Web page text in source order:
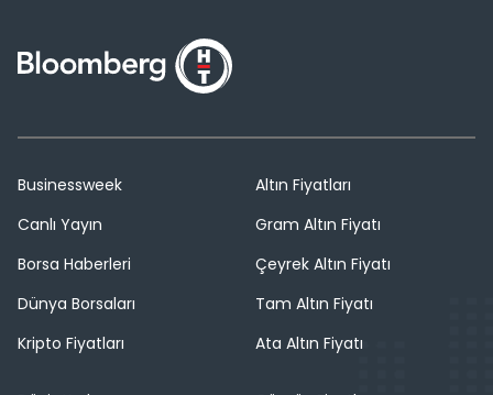
Businessweek
Canlı Yayın
Borsa Haberleri
Dünya Borsaları
Kripto Fiyatları
Altın Fiyatları
Gram Altın Fiyatı
Çeyrek Altın Fiyatı
Tam Altın Fiyatı
Ata Altın Fiyatı